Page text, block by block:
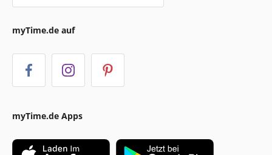
myTime.de auf
myTime.de Apps